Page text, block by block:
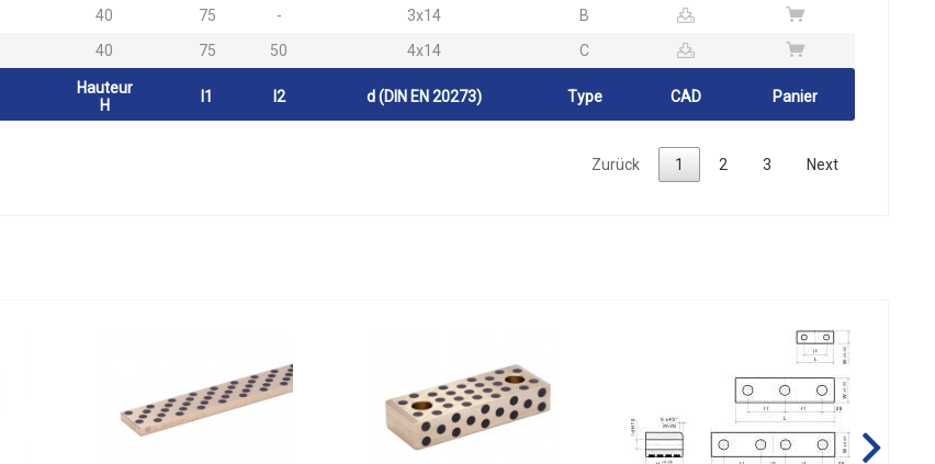
40 75 - 3x14
B
40 75 50 4x14 C
Hauteur
H
l1 l2 d (DIN EN 20273) Type CAD Panier
Zurück 1 2 3 Next